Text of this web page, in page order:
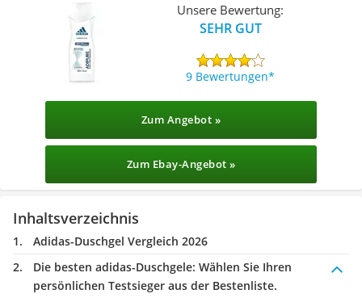
Unsere Bewertung:
SEHR GUT
9 Bewertungen
Zum Angebot »
Zum Ebay-Angebot »
Inhaltsverzeichnis
Adidas-Duschgel Vergleich 2026
Die besten adidas-Duschgele: Wählen Sie Ihren
persönlichen Testsieger aus der Bestenliste.